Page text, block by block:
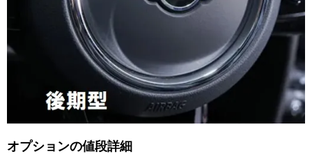
オプションの値段詳細